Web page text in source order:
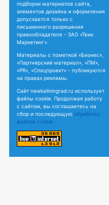
подборки материалов сайта,
элементов дизайна и оформления
допускается только с
письменного разрешения
правообладателя - ЗАО «Твик
Маркетинг».
Материалы с пометкой «Бизнес»,
«Партнерский материал», «ПМ»,
«PR», «Спецпроект» - публикуются
на правах рекламы.
Сайт newkaliningrad.ru использует
файлы cookie. Продолжая работу
с сайтом, вы соглашаетесь на
сбор и последующую обработку
файлов cookie.